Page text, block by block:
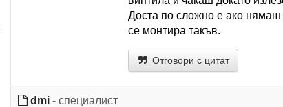
Доста по сложно е ако нямаш
се монтира такъв.
Отговори с цитат
dmi - специалист